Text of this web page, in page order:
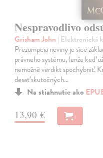
Nespravodlivo
Grisham John | Elektronická
Prezumpcia neviny je síce
právneho systému, lenže keď
nemožné verdikt spochybniť.
desať skutočných…
Na stiahnutie ako
13,90 €